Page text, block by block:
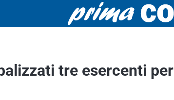
tre esercenti per